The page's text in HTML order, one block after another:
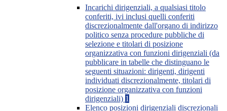
Incarichi dirigenziali, a qualsiasi titolo
conferiti, ivi inclusi quelli conferiti
discrezionalmente dall'organo di indirizzo
politico senza procedure pubbliche di
selezione e titolari di posizione
organizzativa con funzioni dirigenziali (da
pubblicare in tabelle che distinguano le
seguenti situazioni: dirigenti, dirigenti
individuati discrezionalmente, titolari di
posizione organizzativa con funzioni
dirigenziali) 1
Elenco posizioni dirigenziali discrezionali